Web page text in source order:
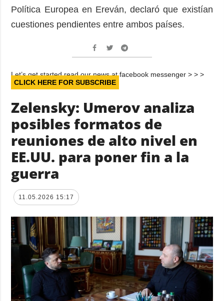
Política Europea en Ereván, declaró que existían
cuestiones pendientes entre ambos países.
Let’s get started read our news at facebook messenger > > >
CLICK HERE FOR SUBSCRIBE
Zelensky: Umerov analiza
posibles formatos de
reuniones de alto nivel en
EE.UU. para poner fin a la
guerra
11.05.2026 15:17